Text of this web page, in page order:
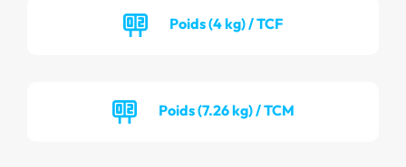
Poids (4 kg) / TCF
Poids (7.26 kg) / TCM